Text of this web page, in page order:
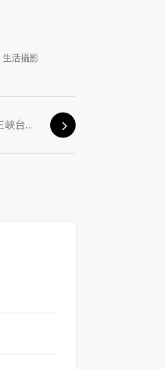
生活攝影
【家庭攝影-台北】琳雅一家子 | 三峽台北大學